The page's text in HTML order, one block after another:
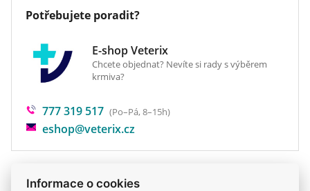
Druh krmiva
Veterinární dieta
ne
Potřebujete poradit?
E-shop Veterix
Chcete objednat? Nevíte si rady s výběrem
krmiva?
777 319 517 (Po–Pá, 8–15h)
eshop@veterix.cz
Informace o cookies